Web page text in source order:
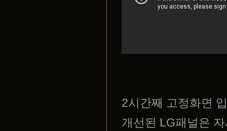
2시간째 고정화면
개선된 LG패널은